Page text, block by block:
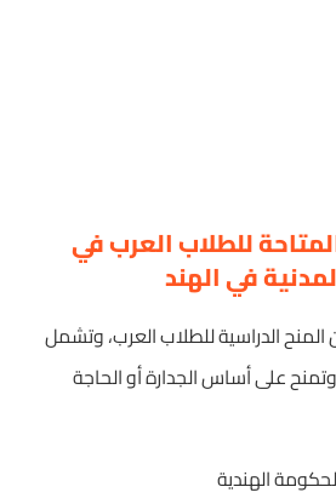
للطلاب العرب في
في الهند
الدراسية للطلاب العرب، وتشمل
على أساس الجدارة أو الحاجة